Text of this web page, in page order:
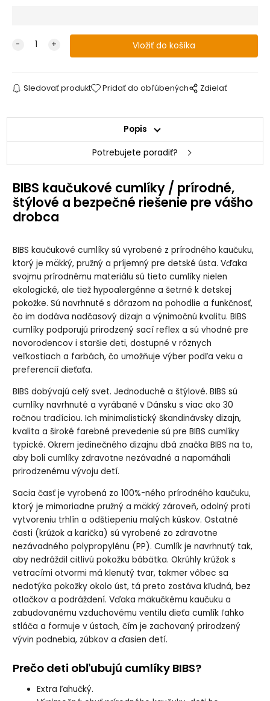
Sledovať produkt Pridať do obľúbených Zdielať
Popis
Potrebujete poradiť?
BIBS kaučukové cumlíky / prírodné,
štýlové a bezpečné riešenie pre vášho
drobca
BIBS kaučukové cumlíky sú vyrobené z prírodného kaučuku,
ktorý je mäkký, pružný a príjemný pre detské ústa. Vďaka
svojmu prírodnému materiálu sú tieto cumlíky nielen
ekologické, ale tiež hypoalergénne a šetrné k detskej
pokožke. Sú navrhnuté s dôrazom na pohodlie a funkčnosť,
čo im dodáva nadčasový dizajn a výnimočnú kvalitu. BIBS
cumlíky podporujú prirodzený sací reflex a sú vhodné pre
novorodencov i staršie deti, dostupné v rôznych
veľkostiach a farbách, čo umožňuje výber podľa veku a
preferencií dieťaťa.
BIBS dobývajú celý svet. Jednoduché a štýlové. BIBS sú
cumlíky navrhnuté a vyrábané v Dánsku s viac ako 30
ročnou tradíciou. Ich minimalistický škandinávsky dizajn,
kvalita a široké farebné prevedenie sú pre BIBS cumlíky
typické. Okrem jedinečného dizajnu dbá značka BIBS na to,
aby boli cumlíky zdravotne nezávadné a napomáhali
prirodzenému vývoju detí.
Sacia časť je vyrobená zo 100%-ného prírodného kaučuku,
ktorý je mimoriadne pružný a mäkký zároveň, odolný proti
vytvoreniu trhlín a odštiepeniu malých kúskov. Ostatné
časti (krúžok a karička) sú vyrobené zo zdravotne
nezávadného polypropylénu (PP). Cumlík je navrhnutý tak,
aby nedráždil citlivú pokožku bábätka. Okrúhly krúžok s
vetracími otvormi má klenutý tvar, takmer vôbec sa
nedotýka pokožky okolo úst, tá preto zostáva kľudná, bez
otlačkov a podráždení. Vďaka mäkučkému kaučuku a
zabudovanému vzduchovému ventilu dieťa cumlík ľahko
stláča a formuje v ústach, čím je zachovaný prirodzený
vývin podnebia, zúbkov a ďasien detí.
Prečo deti obľubujú cumlíky BIBS?
Extra ľahučký.